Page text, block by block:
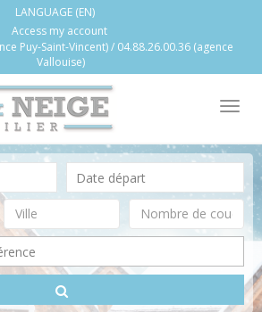
LANGUAGE (EN)
Access my account
Puy-Saint-Vincent) / 04.88.26.00.36 (agence
Vallouise)